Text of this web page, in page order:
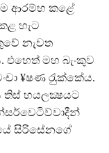
ආරම්භ කළේ
හැට
නැවත
එහෙත් මහ බැංකුව
¥ෂණ රැුක්කේය.
තිස් හයලක්‍ෂයට
සිරිසේනගේ